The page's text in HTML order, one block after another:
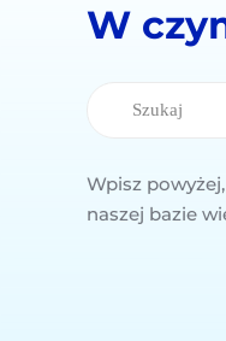
W
Wpisz
naszej bazie